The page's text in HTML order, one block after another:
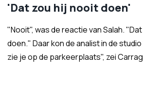
'Dat zou hij nooit doen'
"Nooit", was de reactie van Salah.
doen." Daar kon de analist in de
zie je op de parkeerplaats", zei